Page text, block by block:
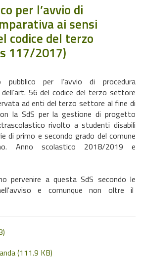
per l’avvio di
ai sensi
codice del terzo
117/2017)
pubblico per l’avvio di procedura
56 del codice del terzo settore
ad enti del terzo settore al fine di
la SdS per la gestione di progetto
rivolto a studenti disabili
di primo e secondo grado del comune
Anno scolastico 2018/2019 e
pervenire a questa SdS secondo le
e comunque non oltre il
(111.9 KB)